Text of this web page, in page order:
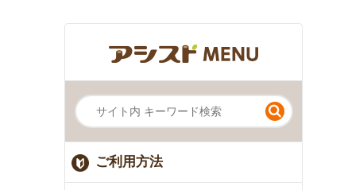
ご利用方法